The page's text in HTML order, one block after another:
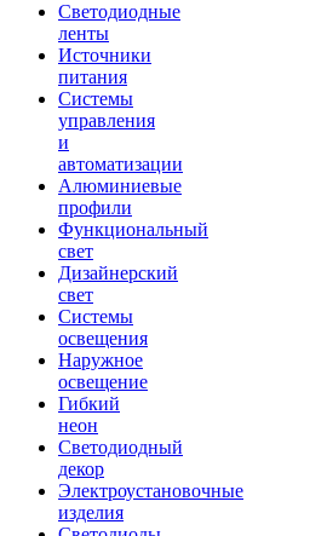
Светодиодные
ленты
Источники
питания
Системы
управления
и
автоматизации
Алюминиевые
профили
Функциональный
свет
Дизайнерский
свет
Системы
освещения
Наружное
освещение
Гибкий
неон
Светодиодный
декор
Электроустановочные
изделия